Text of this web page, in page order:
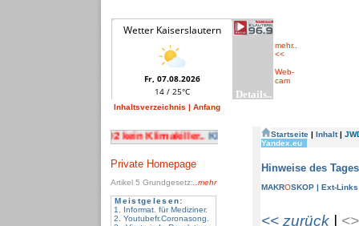
mehr..
<<
Web-
cam
Inhaltsverzeichnis | Anfang
Private Homepage
Artikel 5 Grundgesetz: ..mehr